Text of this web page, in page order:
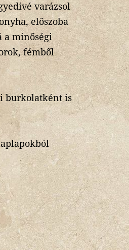
varázsol
előszoba
a minőségi
fémből
burkolatként is